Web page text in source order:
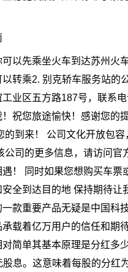
以先乘坐火车到达苏州火
转乘2. 别克轿车服务站
业区五方路187号，联系
祝您旅途愉快！感谢您的
到来！ 公司文化开放包
司的更多信息，请访问
！ 同时如果您想购买车
全到达目的地 保持期待
款重要产品无疑是中国科
载着亿万用户的信任和期
简单其基本原理是分红多
息。这意味着每股的分